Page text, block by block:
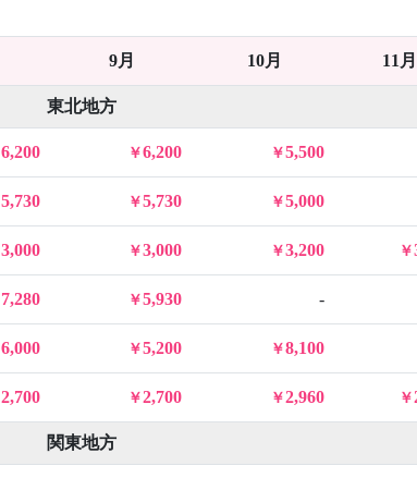
9月 10月 11月
東北地方
6,200 6,200 5,500
5,730 5,730 5,000
3,000 3,000 3,200
7,280 5,930 -
6,000 5,200 8,100
2,700 2,700 2,960
関東地方